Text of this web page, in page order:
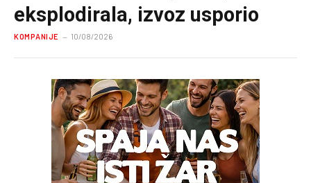
eksplodirala, izvoz usporio
KOMPANIJE 10/08/2026